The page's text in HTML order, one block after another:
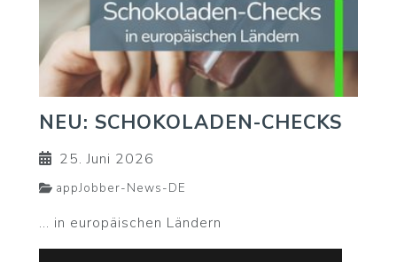
NEU: SCHOKOLADEN-CHECKS
25. Juni 2026
appJobber-News-DE
... in europäischen Ländern